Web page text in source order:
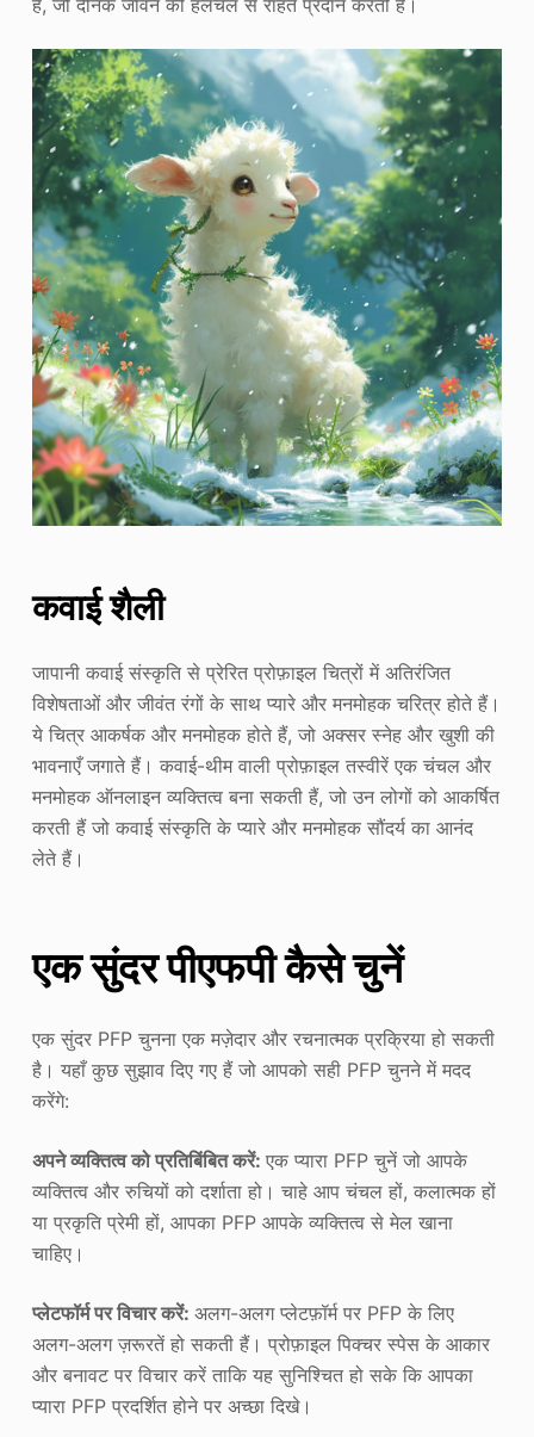
कवाई शैली
जापानी कवाई संस्कृति से प्रेरित प्रोफ़ाइल चित्रों में अतिरंजित
विशेषताओं और जीवंत रंगों के साथ प्यारे और मनमोहक चरित्र होते हैं।
ये चित्र आकर्षक और मनमोहक होते हैं, जो अक्सर स्नेह और खुशी की
भावनाएँ जगाते हैं। कवाई-थीम वाली प्रोफ़ाइल तस्वीरें एक चंचल और
मनमोहक ऑनलाइन व्यक्तित्व बना सकती हैं, जो उन लोगों को आकर्षित
करती हैं जो कवाई संस्कृति के प्यारे और मनमोहक सौंदर्य का आनंद
लेते हैं।
एक सुंदर पीएफपी कैसे चुनें
एक सुंदर PFP चुनना एक मज़ेदार और रचनात्मक प्रक्रिया हो सकती
है। यहाँ कुछ सुझाव दिए गए हैं जो आपको सही PFP चुनने में मदद
करेंगे:
अपने व्यक्तित्व को प्रतिबिंबित करें: एक प्यारा PFP चुनें जो आपके
व्यक्तित्व और रुचियों को दर्शाता हो। चाहे आप चंचल हों, कलात्मक हों
या प्रकृति प्रेमी हों, आपका PFP आपके व्यक्तित्व से मेल खाना
चाहिए।
प्लेटफॉर्म पर विचार करें: अलग-अलग प्लेटफ़ॉर्म पर PFP के लिए
अलग-अलग ज़रूरतें हो सकती हैं। प्रोफ़ाइल पिक्चर स्पेस के आकार
और बनावट पर विचार करें ताकि यह सुनिश्चित हो सके कि आपका
प्यारा PFP प्रदर्शित होने पर अच्छा दिखे।